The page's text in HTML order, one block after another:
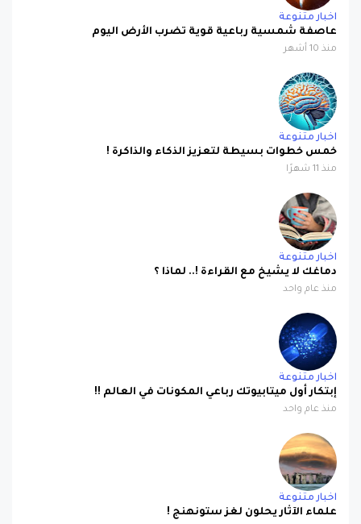
اخبار متنوعة
عاصفة شمسية رباعية قوية تضرب الأرض اليوم
منذ 10 أشهر
اخبار متنوعة
خمس خطوات بسيطة لتعزيز الذكاء والذاكرة !
منذ 11 شهرًا
اخبار متنوعة
دماغك لا يشيخ مع القراءة !.. لماذا ؟
منذ عام واحد
اخبار متنوعة
إبتكار أول ميتابيوتك رباعي المكونات في العالم !!
منذ عام واحد
اخبار متنوعة
علماء الآثار يحلون لغز ستونهنج !